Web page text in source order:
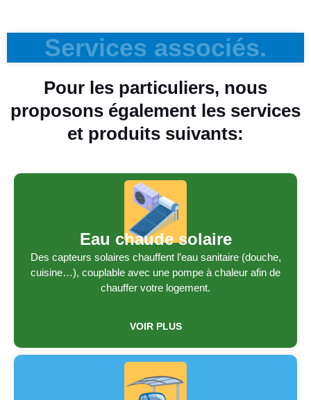
Services associés.
Pour les particuliers, nous
proposons également les services
et produits suivants:
Eau chaude solaire
Des capteurs solaires chauffent l’eau sanitaire (douche,
cuisine…), couplable avec une pompe à chaleur afin de
chauffer votre logement.
VOIR PLUS